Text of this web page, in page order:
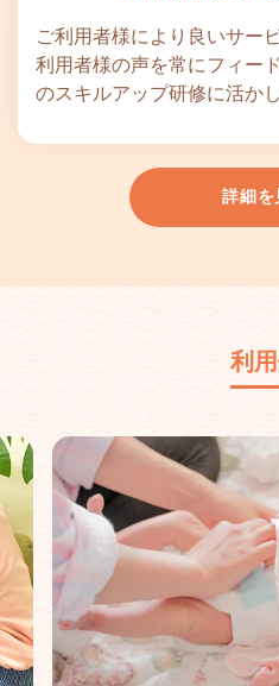
ご利用者様により良いサー
利用者様の声を常にフィー
のスキルアップ研修に活か
詳細を
利